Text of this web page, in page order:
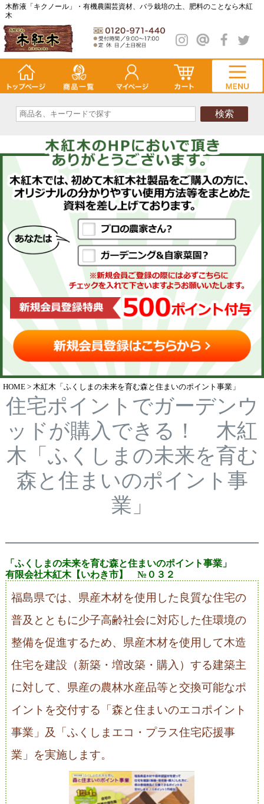
木酢液「キクノール」・有機農園芸資材、バラ栽培の土、肥料のことなら木紅
木
HOME 木紅木「ふくしまの未来を育む森と住まいのポイント事業」
住宅ポイントでガーデンウ
ッドが購入できる！ 木紅
木「ふくしまの未来を育む
森と住まいのポイント事
業」
「ふくしまの未来を育む森と住まいのポイント事業」
有限会社木紅木【いわき市】 №０３２
福島県では、県産木材を使用した良質な住宅の
普及とともに少子高齢社会に対応した住環境の
整備を促進するため、県産木材を使用して木造
住宅を建設（新築・増改築・購入）する建築主
に対して、県産の農林水産品等と交換可能なポ
イントを交付する「森と住まいのエコポイント
事業」及「ふくしまエコ・プラス住宅応援事
業」を実施します。